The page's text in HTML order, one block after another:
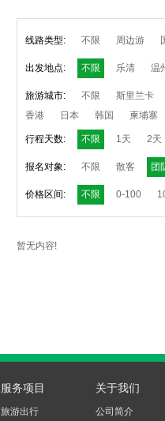
线路类型: 不限 周边游
出发地点: 不限 乐清 温
旅游城市: 不限
斯里兰卡
香港
日本 韩国 柬埔寨
行程天数: 不限 1天 2天
报名对象: 不限 散客 团
价格区间: 不限 0-100
暂无内容!
服务项目
旅游出行
关于我们
公司简介